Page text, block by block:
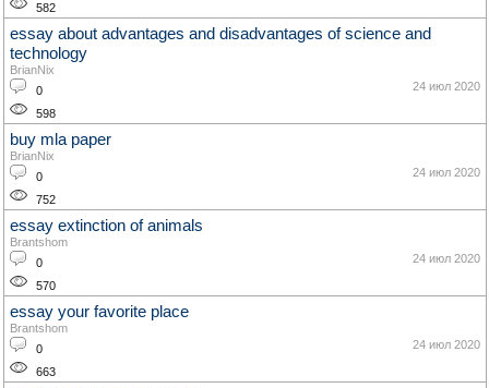
582
essay about advantages and disadvantages of science and
technology
BrianNix
0
598
24 июл 2020
buy mla paper
BrianNix
0
752
24 июл 2020
essay extinction of animals
Brantshom
0
570
24 июл 2020
essay your favorite place
Brantshom
0
663
24 июл 2020